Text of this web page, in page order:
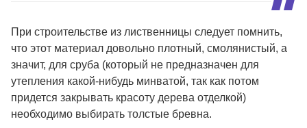
При строительстве из лиственницы следует помнить,
что этот материал довольно плотный, смолянистый, а
значит, для сруба (который не предназначен для
утепления какой-нибудь минватой, так как потом
придется закрывать красоту дерева отделкой)
необходимо выбирать толстые бревна.